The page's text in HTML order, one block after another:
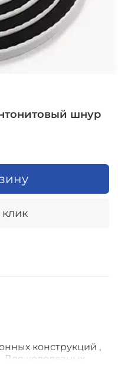
шнур
клик
конструкций ,
Для колодезных